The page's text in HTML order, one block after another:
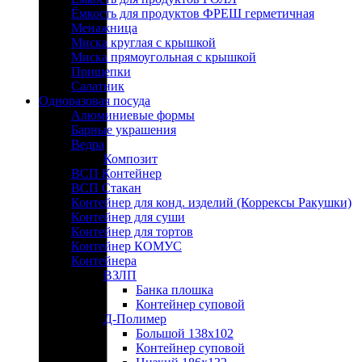
Ёмкость для продуктов ФРЕШ герметичная
Менажница
Миска круглая с крышкой
Миска прямоугольная с крышкой
Прищепки
Салатник
Одноразовая посуда
Алюминиевые формы
Барные украшения
Ведра
Композит
ВСП Контейнер
ВСП Стакан
Контейнер для конд. изделий (Коррексы Ракушки)
Контейнер для суши
Контейнер для тортов
Контейнер КОМУС
Контейнера
ВЗЛП
Банка плошка
Контейнер суповой
Д-Полимер
Большой 138х102
Контейнер суповой